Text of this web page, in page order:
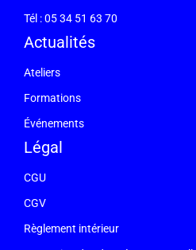
Tél : 05 34 51 63 70
Actualités
Ateliers
Formations
Événements
Légal
CGU
CGV
Règlement intérieur